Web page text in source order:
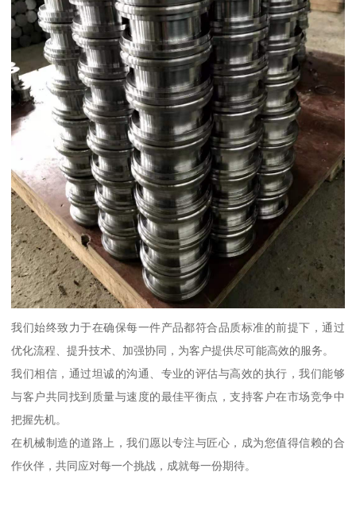
我们始终致力于在确保每一件产品都符合品质标准的前提下，通过
优化流程、提升技术、加强协同，为客户提供尽可能高效的服务。
我们相信，通过坦诚的沟通、专业的评估与高效的执行，我们能够
与客户共同找到质量与速度的最佳平衡点，支持客户在市场竞争中
把握先机。
在机械制造的道路上，我们愿以专注与匠心，成为您值得信赖的合
作伙伴，共同应对每一个挑战，成就每一份期待。